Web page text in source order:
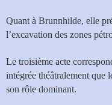
Quant à Brunnhilde, elle
l’excavation des zones
Le troisième acte
intégrée théâtralement que
son rôle dominant.